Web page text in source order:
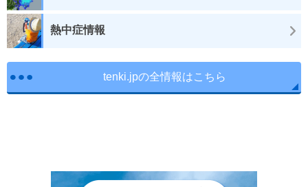
熱中症情報
tenki.jpの全情報はこちら